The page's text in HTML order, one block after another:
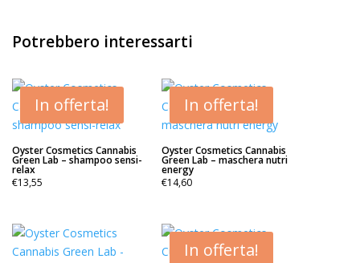
250ml
Potrebbero interessarti
In offerta!
Oyster Cosmetics Cannabis
Green Lab – shampoo sensi-
relax
€13,55
In offerta!
Oyster Cosmetics Cannabis
Green Lab – maschera nutri
energy
€14,60
In offerta!